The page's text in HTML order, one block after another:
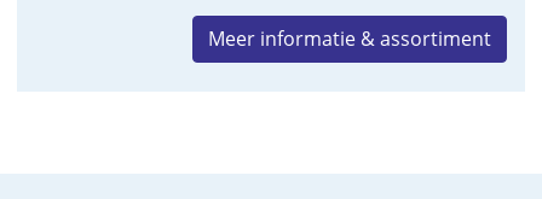
Meer informatie & assortiment